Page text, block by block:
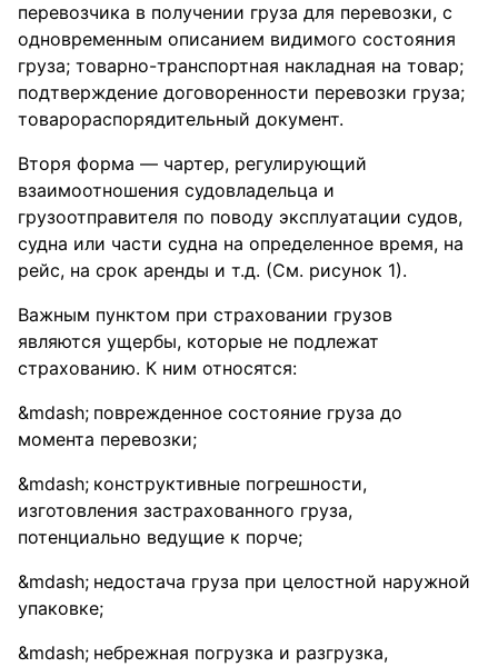
перевозчика в получении груза для перевозки, с
одновременным описанием видимого состояния
груза; товарно-транспортная накладная на товар;
подтверждение договоренности перевозки груза;
товарораспорядительный документ.
Вторя форма — чартер, регулирующий
взаимоотношения судовладельца и
грузоотправителя по поводу эксплуатации судов,
судна или части судна на определенное время, на
рейс, на срок аренды и т.д. (См. рисунок 1).
Важным пунктом при страховании грузов
являются ущербы, которые не подлежат
страхованию. К ним относятся:
поврежденное состояние груза до
момента перевозки;
конструктивные погрешности,
изготовления застрахованного груза,
потенциально ведущие к порче;
недостача груза при целостной наружной
упаковке;
небрежная погрузка и разгрузка,